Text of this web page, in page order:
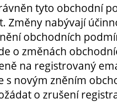
tyto obchodní
Změny nabývají
obchodních
o změnách
na registrovaný
s novým zněním
o zrušení